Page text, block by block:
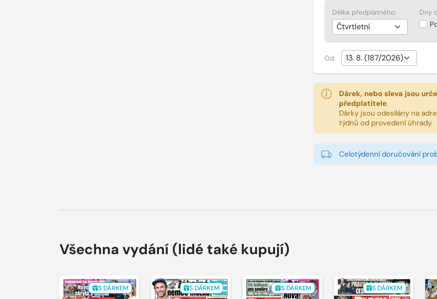
Délka předplatného: Dny
Od:
Dárek, nebo sleva jsou
předplatitele.
Dárky jsou odesílány na
týdnů od provedení úhrady.
Celotýdenní doručování
Všechna vydání (lidé také kupují)
S DÁRKEM S DÁRKEM S DÁRKEM S DÁRKEM